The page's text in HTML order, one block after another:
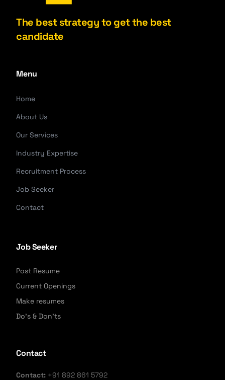
The best strategy to get the best
candidate
Menu
Home
About Us
Our Services
Industry Expertise
Recruitment Process
Job Seeker
Contact
Job Seeker
Post Resume
Current Openings
Make resumes
Do's & Don'ts
Contact
Contact: +91 892 861 5792